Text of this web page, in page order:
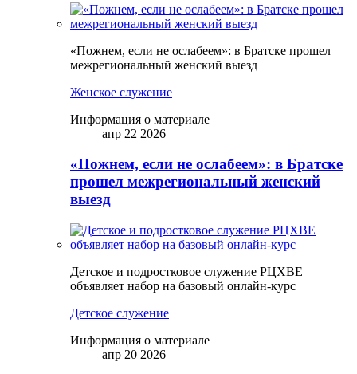
«Пожнем, если не ослабеем»: в Братске прошел
межрегиональный женский выезд
Женское служение
Информация о материале
апр 22 2026
«Пожнем, если не ослабеем»: в Братске
прошел межрегиональный женский
выезд
Детское и подростковое служение РЦХВЕ
объявляет набор на базовый онлайн-курс
Детское служение
Информация о материале
апр 20 2026